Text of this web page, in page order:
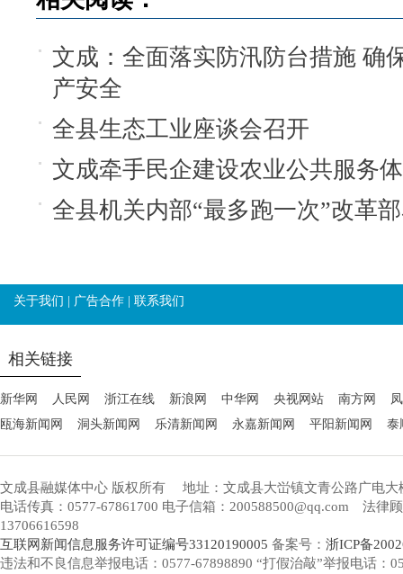
文成：全面落实防汛防台措施 确
产安全
全县生态工业座谈会召开
文成牵手民企建设农业公共服务
全县机关内部“最多跑一次”改革
关于我们 广告合作 联系我们
相关链接
新华网 人民网 浙江在线 新浪网 中华网 央视网站 南方网
瓯海新闻网
洞头新闻网 乐清新闻网 永嘉新闻网 平阳新闻网 泰
文成县融媒体中心 版权所有
地址：文成县大峃镇文青公路广电大
电话传真：0577-67861700 电子信箱：200588500@qq.com 法律
13706616598
互联网新闻信息服务许可证编号33120190005 备案号： 浙ICP备
违法和不良信息举报电话：0577-67898890 “打假治敲”举报电话：